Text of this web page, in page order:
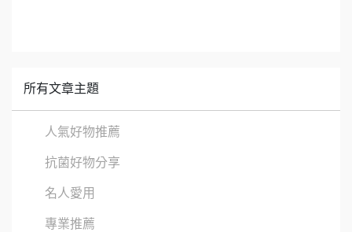
所有文章主題
人氣好物推薦
抗菌好物分享
名人愛用
專業推薦